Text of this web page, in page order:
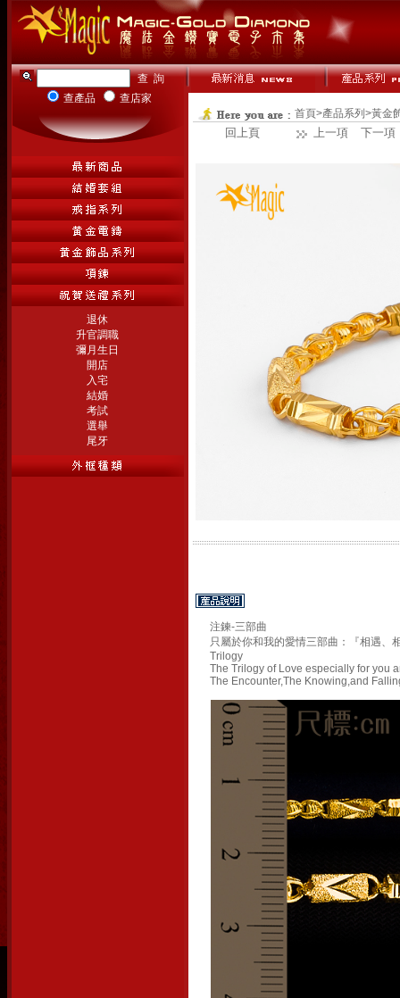
查產品 查店家
退休
升官調職
彌月生日
開店
入宅
結婚
考試
選舉
尾牙
首頁>產品系列>黃金
回上頁 上一項 下一項
注鍊-三部曲
只屬於你和我的愛情三部曲：『相遇、
Trilogy
The Trilogy of Love especially for you
The Encounter,The Knowing,and